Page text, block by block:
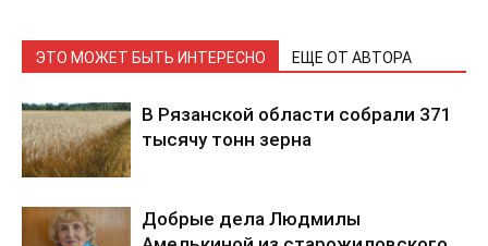
ЭТО МОЖЕТ БЫТЬ ИНТЕРЕСНО ЕЩЕ ОТ АВТОРА
В Рязанской области собрали 371
тысячу тонн зерна
Добрые дела Людмилы